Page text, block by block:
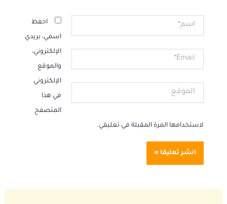
اسم*
Email*
الموقع
احفظ
اسمي، بريدي
الإلكتروني،
والموقع
الإلكتروني
في هذا
المتصفح
لاستخدامها المرة المقبلة في تعليقي.